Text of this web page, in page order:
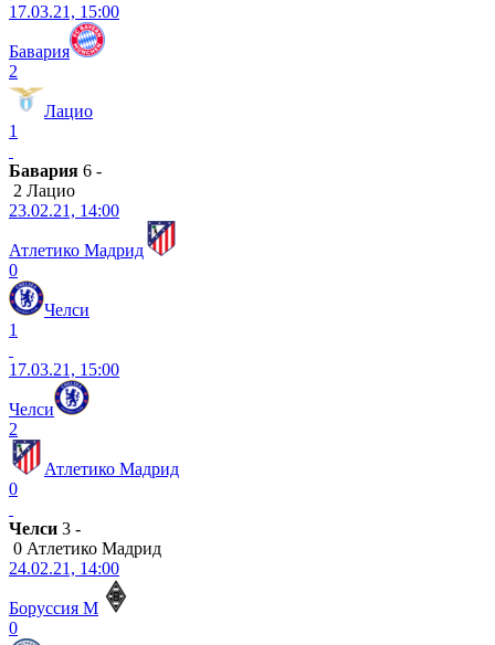
17.03.21, 15:00
Бавария
2
Лацио
1
Бавария 6 -
2 Лацио
23.02.21, 14:00
Атлетико Мадрид
0
Челси
1
17.03.21, 15:00
Челси
2
Атлетико Мадрид
0
Челси 3 -
0 Атлетико Мадрид
24.02.21, 14:00
Боруссия М
0